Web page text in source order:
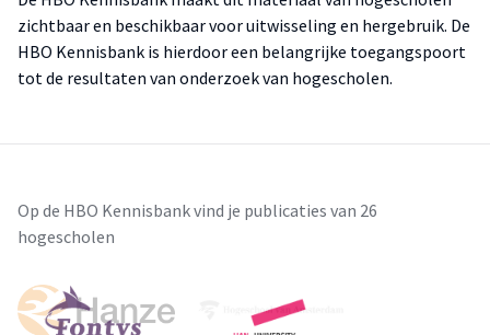
zichtbaar en beschikbaar voor uitwisseling en hergebruik. De
HBO Kennisbank is hierdoor een belangrijke toegangspoort
tot de resultaten van onderzoek van hogescholen.
Op de HBO Kennisbank vind je publicaties van 26
hogescholen